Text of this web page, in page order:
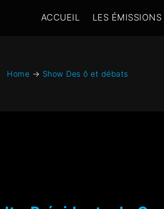
ACCUEIL LES ÉMISSIONS
Home → Show Des ô et débats